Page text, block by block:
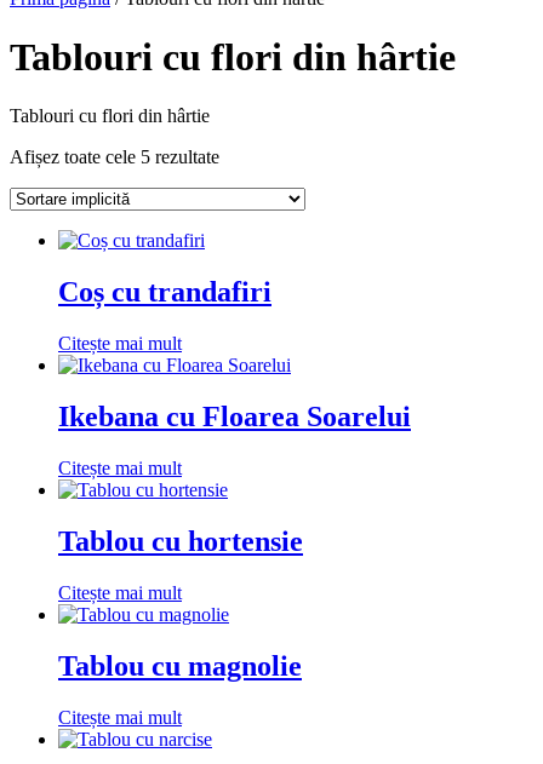
Tablouri cu flori din hârtie
Tablouri cu flori din hârtie
Afișez toate cele 5 rezultate
Coș cu trandafiri
Citește mai mult
Ikebana cu Floarea Soarelui
Citește mai mult
Tablou cu hortensie
Citește mai mult
Tablou cu magnolie
Citește mai mult